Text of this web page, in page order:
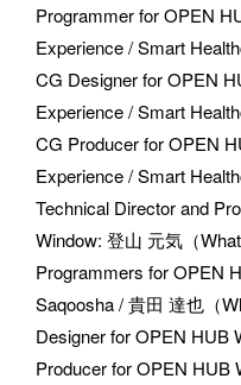
Programmer for OPEN
Experience / Smart
CG Designer for OPEN
Experience / Smart
CG Producer for OPEN
Experience / Smart
Technical Director and
Window: 登山 元気（
Programmers for OPEN
Saqoosha / 貴田 達也（
Designer for OPEN HUB
Producer for OPEN HUB